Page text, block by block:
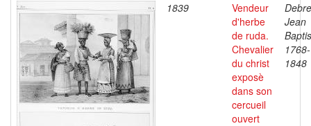
1839
Vendeur
d'herbe
de ruda.
Chevalier
du christ
exposè
dans son
cercueil
ouvert
Jean
1768-
1848